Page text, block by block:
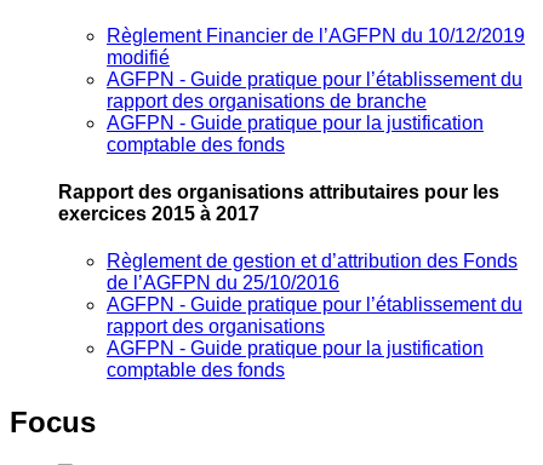
Règlement Financier de l’AGFPN du 10/12/2019
modifié
AGFPN ‐ Guide pratique pour l’établissement du
rapport des organisations de branche
AGFPN ‐ Guide pratique pour la justification
comptable des fonds
Rapport des organisations attributaires pour les
exercices 2015 à 2017
Règlement de gestion et d’attribution des Fonds
de l’AGFPN du 25/10/2016
AGFPN ‐ Guide pratique pour l’établissement du
rapport des organisations
AGFPN ‐ Guide pratique pour la justification
comptable des fonds
Focus